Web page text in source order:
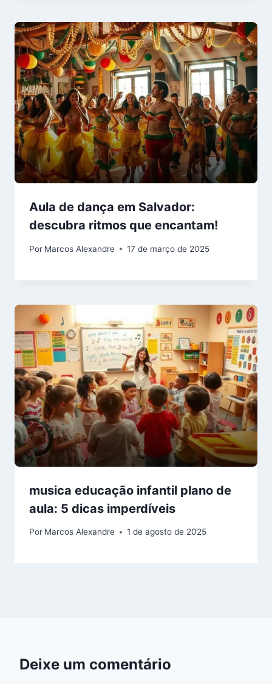
Aula de dança em Salvador:
descubra ritmos que encantam!
Por Marcos Alexandre 17 de março de 2025
musica educação infantil plano de
aula: 5 dicas imperdíveis
Por Marcos Alexandre 1 de agosto de 2025
Deixe um comentário